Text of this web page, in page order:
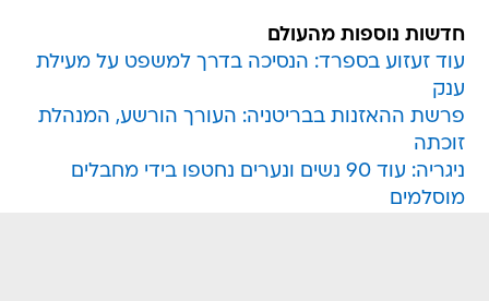
חדשות נוספות מהעולם
עוד זעזוע בספרד: הנסיכה בדרך למשפט על מעילת
ענק
פרשת ההאזנות בבריטניה: העורך הורשע, המנהלת
זוכתה
ניגריה: עוד 90 נשים ונערים נחטפו בידי מחבלים
מוסלמים